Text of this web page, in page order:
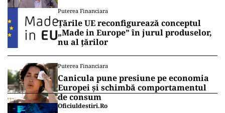
Puterea Financiara
Țările UE reconfigurează conceptul
„Made in Europe” în jurul produselor,
nu al țărilor
Puterea Financiara
Canicula pune presiune pe economia
Europei și schimbă comportamentul
de consum
Oficiuldestiri.ro